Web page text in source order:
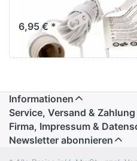
6,95 € *
Informationen
Service, Versand & Zahlung
Firma, Impressum &
Newsletter abonnieren